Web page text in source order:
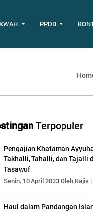
PPDB
Terpopuler
Pengajian Khataman
Takhalli, Tahalli, dan Tajalli
Tasawuf
Senin, 10 April 2023 Oleh Kajis |
Haul dalam Pandangan